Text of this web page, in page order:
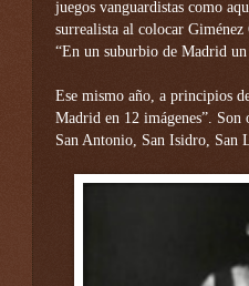
juegos vanguardistas como
surrealista al colocar
“En un suburbio de Madrid un
Ese mismo año, a principios
Madrid en 12 imágenes”. Son
San Antonio, San Isidro, San